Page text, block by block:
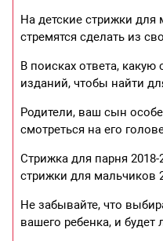
На детские стрижки
стремятся сделать из
В поисках ответа,
изданий, чтобы найти
Родители, ваш сын
смотреться на его
Стрижка для парня
стрижки для мальчиков
Не забывайте, что
вашего ребенка, и